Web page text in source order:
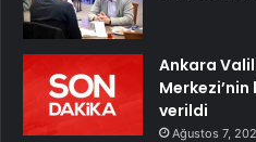
Ankara
verildi
Ağustos 7,